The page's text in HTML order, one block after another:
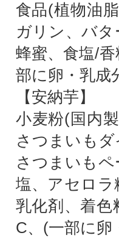
食品(植物油
ガリン、バ
蜂蜜、食塩/
部に卵・乳成
【安納芋】
小麦粉(国内
さつまいも
さつまいも
塩、アセロラ
乳化剤、着
C、(一部に卵